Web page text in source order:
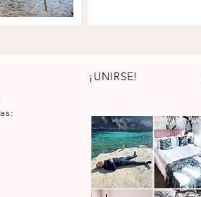
¡UNIRSE!